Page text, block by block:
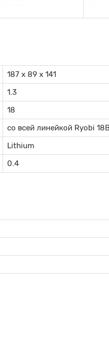
187 х 89 х 141
1.3
18
со всей линейкой Ryobi
Lithium
0.4